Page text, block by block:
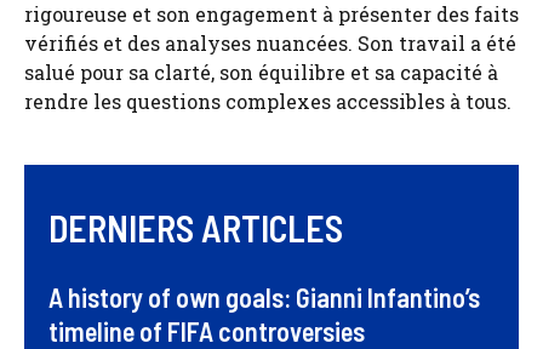
rigoureuse et son engagement à présenter des faits
vérifiés et des analyses nuancées. Son travail a été
salué pour sa clarté, son équilibre et sa capacité à
rendre les questions complexes accessibles à tous.
DERNIERS ARTICLES
A history of own goals: Gianni Infantino’s
timeline of FIFA controversies